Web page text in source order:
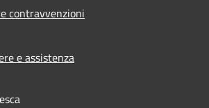
contravvenzioni
e assistenza